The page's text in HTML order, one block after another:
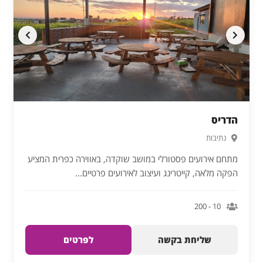
הדריס
נתיבות
מתחם אירועים פסטורלי במושב שוקדה, באווירה כפרית המציע
הפקה מלאה, קייטרינג ועיצוב לאירועים פרטיים...
10 - 200
שליחת בקשה לפרטים